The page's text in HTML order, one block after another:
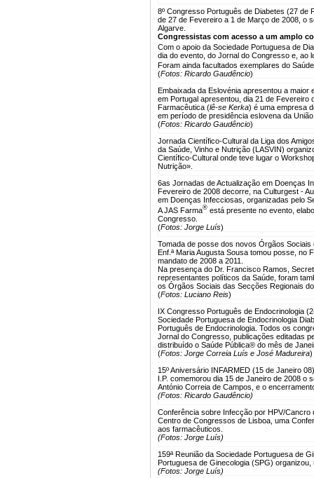
8º Congresso Português de Diabetes (27 de
de 27 de Fevereiro a 1 de Março de 2008, o
Algarve.
Congressistas com acesso a um amplo
Com o apoio da Sociedade Portuguesa de
dia do evento, do Jornal do Congresso e, ao
Foram ainda facultados exemplares do
(Fotos: Ricardo Gaudêncio)
Embaixada da Eslovénia apresentou a
em Portugal apresentou, dia 21 de Fevereiro
Farmacêutica (lê-se Kerka) é uma empresa
em período de presidência eslovena da
(Fotos: Ricardo Gaudêncio)
Jornada Científico-Cultural da Liga dos
da Saúde, Vinho e Nutrição (LASVIN)
Científico-Cultural onde teve lugar o
Nutrição».
6as Jornadas de Actualização em Doenças
Fevereiro de 2008 decorre, na Culturgest -
em Doenças Infecciosas, organizadas pelo
A JAS Farma® está presente no evento,
Congresso.
(Fotos: Jorge Luís)
Tomada de posse dos novos Órgãos
Enf.ª Maria Augusta Sousa tomou posse, no
mandato de 2008 a 2011.
Na presença do Dr. Francisco Ramos,
representantes políticos da Saúde, foram
os Órgãos Sociais das Secções Regionais
(Fotos: Luciano Reis)
IX Congresso Português de Endocrinologia
Sociedade Portuguesa de Endocrinologia
Português de Endocrinologia. Todos os
Jornal do Congresso, publicações editadas
distribuído o Saúde Pública® do mês de
(Fotos: Jorge Correia Luís e José Madureira)
15º Aniversário INFARMED (15 de Janeiro 08)
I.P. comemorou dia 15 de Janeiro de 2008 o
António Correia de Campos, e o
(Fotos: Ricardo Gaudêncio)
Conferência sobre Infecção por HPV/
Centro de Congressos de Lisboa, uma
aos farmacêuticos.
(Fotos: Jorge Luís)
159ª Reunião da Sociedade Portuguesa de
Portuguesa de Ginecologia (SPG)
(Fotos: Jorge Luís)